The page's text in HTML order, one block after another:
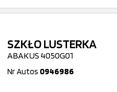
SZKŁO LUSTERKA
ABAKUS 4050G01
Nr Autos 0946986